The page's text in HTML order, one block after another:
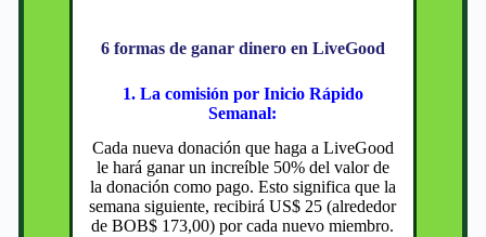
6 formas de ganar dinero en LiveGood
1. La comisión por Inicio Rápido
Semanal:
Cada nueva donación que haga a LiveGood
le hará ganar un increíble 50% del valor de
la donación como pago. Esto significa que la
semana siguiente, recibirá US$ 25 (alrededor
de BOB$ 173,00) por cada nuevo miembro.